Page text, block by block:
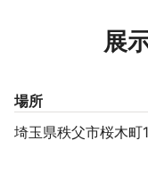
展
場所
埼玉県秩父市桜木町